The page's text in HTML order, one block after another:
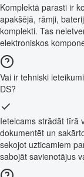
Komplektā parasti ir
apakšējā, rāmji,
komplekti. Tas
elektroniskos
Vai ir tehniski
DS?
Ieteicams strādāt tīrā
dokumentēt un
sekojot uzticamiem
sabojāt savienotājus